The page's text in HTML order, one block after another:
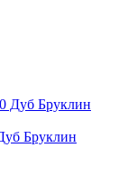
Бруклин